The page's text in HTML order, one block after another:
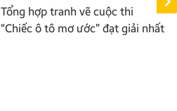
Tổng hợp tranh vẽ cuộc thi
“Chiếc ô tô mơ ước” đạt giải nhất